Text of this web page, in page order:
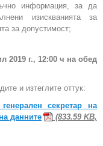
информация, за да
изискванията за
за допустимост;
2019 г., 12:00 ч на обед
и изтеглите оттук:
секретар на
данните
(833.59 KB,